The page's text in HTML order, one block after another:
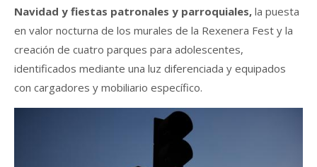
Navidad y fiestas patronales y parroquiales, la puesta
en valor nocturna de los murales de la Rexenera Fest y la
creación de cuatro parques para adolescentes,
identificados mediante una luz diferenciada y equipados
con cargadores y mobiliario específico.